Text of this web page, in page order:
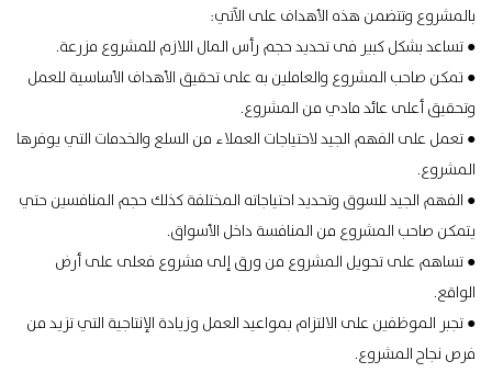
بالمشروع وتتضمن هذه الأهداف على الآتي:
● تساعد بشكل كبير فى تحديد حجم رأس المال اللازم للمشروع مزرعة.
● تمكن صاحب المشروع والعاملين به على تحقيق الأهداف الأساسية للعمل
وتحقيق أعلى عائد مادي من المشروع.
● تعمل على الفهم الجيد لاحتياجات العملاء من السلع والخدمات التي يوفرها
المشروع.
● الفهم الجيد للسوق وتحديد احتياجاته المختلفة كذلك حجم المنافسين حتي
يتمكن صاحب المشروع من المنافسة داخل الأسواق.
● تساهم على تحويل المشروع من ورق إلى مشروع فعلى على أرض
الواقع.
● تجبر الموظفين على الالتزام بمواعيد العمل وزيادة الإنتاجية التي تزيد من
فرص نجاح المشروع.